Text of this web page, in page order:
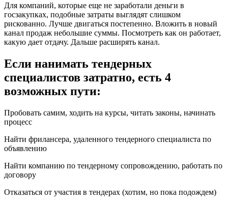
Для компаний, которые еще не заработали деньги в
госзакупках, подобные затраты выглядят слишком
рискованно. Лучше двигаться постепенно. Вложить в новый
канал продаж небольшие суммы. Посмотреть как он работает,
какую дает отдачу. Дальше расширять канал.
Если нанимать тендерных
специалистов затратно, есть 4
возможных пути:
Пробовать самим, ходить на курсы, читать законы, начинать
процесс
Найти фрилансера, удаленного тендерного специалиста по
объявлению
Найти компанию по тендерному сопровождению, работать по
договору
Отказаться от участия в тендерах (хотим, но пока подождем)